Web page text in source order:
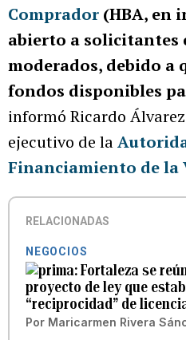
Comprador (HBA, en
abierto a solicitantes
moderados, debido a
fondos disponibles
informó Ricardo
ejecutivo de la
Financiamiento de la
RELACIONADAS
NEGOCIOS
Fortaleza se
proyecto de ley que
“reciprocidad” de
Por Maricarmen Rivera